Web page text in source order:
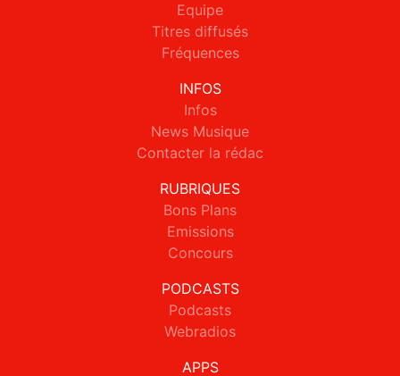
Equipe
Titres diffusés
Fréquences
INFOS
Infos
News Musique
Contacter la rédac
RUBRIQUES
Bons Plans
Emissions
Concours
PODCASTS
Podcasts
Webradios
APPS